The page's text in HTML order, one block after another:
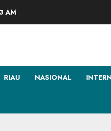
AM
RIAU NASIONAL